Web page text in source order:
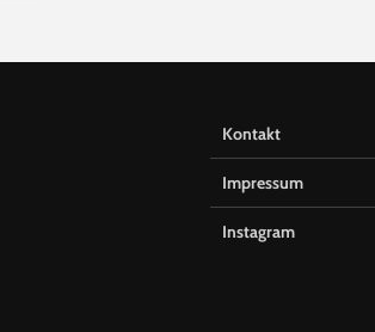
Kontakt
Impressum
Instagram